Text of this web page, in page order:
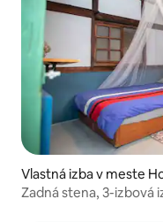
Vlastná izba v meste
Zadná stena, 3-izbová